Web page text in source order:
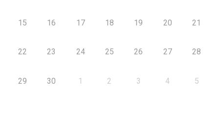
15 16 17 18 19 20 21
22 23 24 25 26 27 28
29 30 1 2 3 4 5